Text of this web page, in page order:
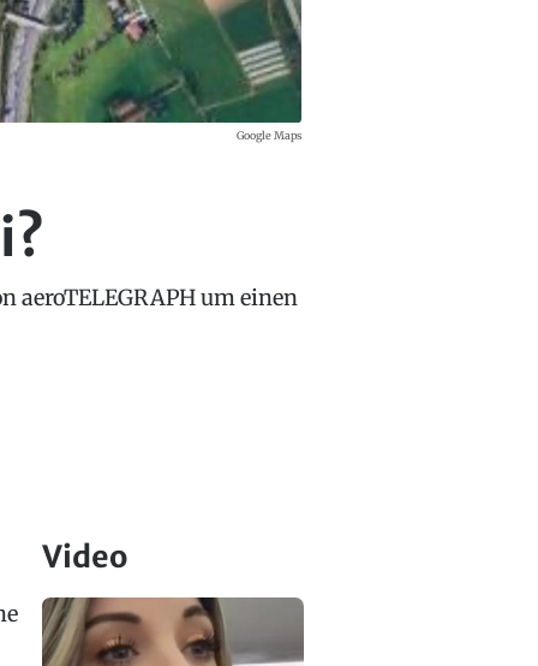
Google Maps
um einen
Video